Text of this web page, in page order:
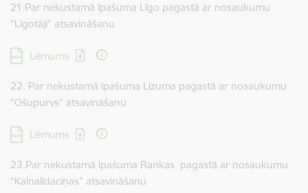
21.Par nekustamā īpašuma Līgo pagastā ar nosaukumu
“Līgotāji” atsavināšanu
Lejupielādēt:
Lēmums
22. Par nekustamā īpašuma Lizuma pagastā ar nosaukumu
“Ošupurvs” atsavināšanu
Lejupielādēt:
Lēmums
23.Par nekustamā īpašuma Rankas pagastā ar nosaukumu
“Kalnalīdaciņas” atsavināšanu